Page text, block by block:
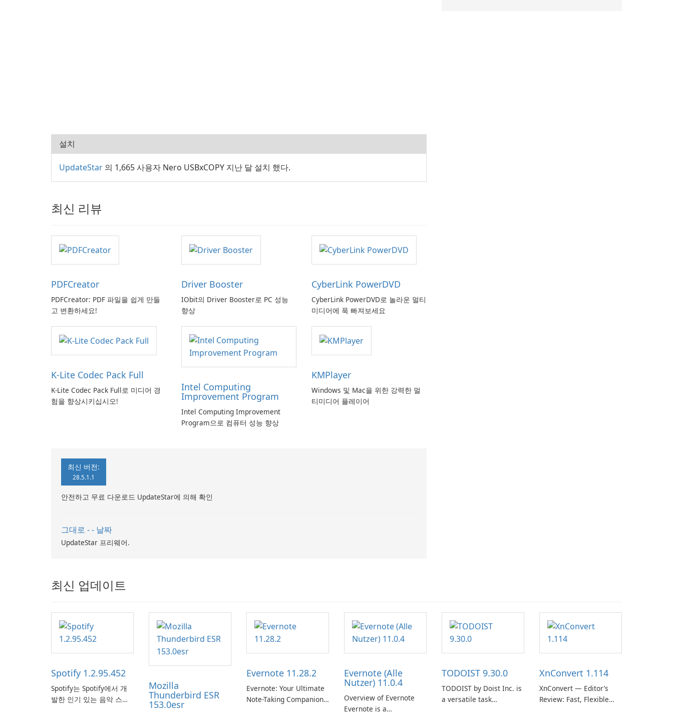
설치
UpdateStar 의 1,665 사용자 Nero USBxCOPY 지난 달 설치 했다.
최신 리뷰
PDFCreator
PDFCreator: PDF 파일을 쉽게 만들
고 변환하세요!
Driver Booster
IObit의 Driver Booster로 PC 성능
향상
CyberLink PowerDVD
CyberLink PowerDVD로 놀라운 멀티
미디어에 푹 빠져보세요
K-Lite Codec Pack Full
K-Lite Codec Pack Full로 미디어 경
험을 향상시키십시오!
Intel Computing
Improvement Program
Intel Computing Improvement
Program으로 컴퓨터 성능 향상
KMPlayer
Windows 및 Mac을 위한 강력한 멀
티미디어 플레이어
최신 버전:
28.5.1.1
안전하고 무료 다운로드 UpdateStar에 의해 확인
그대로 - - 날짜
UpdateStar 프리웨어.
최신 업데이트
Spotify 1.2.95.452
Spotify는 Spotify에서 개
발한 인기 있는 음악 스트
Mozilla
Thunderbird ESR
153.0esr
Evernote 11.28.2
Evernote: Your Ultimate
Note-Taking Companion
Evernote (Alle
Nutzer) 11.0.4
Overview of Evernote
Evernote is a
TODOIST 9.30.0
TODOIST by Doist Inc. is
a versatile task
XnConvert 1.114
XnConvert — Editor’s
Review: Fast, Flexible